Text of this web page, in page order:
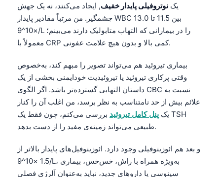
یک نوتروفیلی پایدار خفیف, ایجاد می‌کنند، نه یک جهش
چشمگیر. من مرتباً مقادیر پایدار WBC بین 11.5 تا 13.0
×10^9/L را در بیمارانی که التهاب متابولیک دارند می‌بینم؛
معمولاً با CRP کمی بالا و بدون هیچ علامت عفونی.
بیماری تیروئید هم می‌تواند تصویر را مبهم کند، به‌خصوص
وقتی پرکاری تیروئید یا تیروئیدیت خودایمنی بخشی از یک
داستان التهابی گسترده‌تر باشد. اگر الگوی CBC نسبت به
علائم بیش از حد نامتناسب به نظر برسد، من اغلب آن را کنار
یک پنل کامل تیروئید بررسی می‌کنم، چون فقط یک TSH
طبیعی می‌تواند زمینه‌ی مفید را از دست بدهد.
و بعد هم ائوزینوفیلی وجود دارد. ائوزینوفیل‌های پایدار بالاتر از
1.5 ×10^9/L، به‌ویژه همراه با راش، خس‌خس، بیماری
سینوسی یا داروهای جدید، نباید به‌عنوان آلرژی فصلی
ئۇيغۇرچە
Кыргызча
Беларуская мова
Esperanto
Frysk
Ślōnskŏ gŏdka
Norsk bokmål